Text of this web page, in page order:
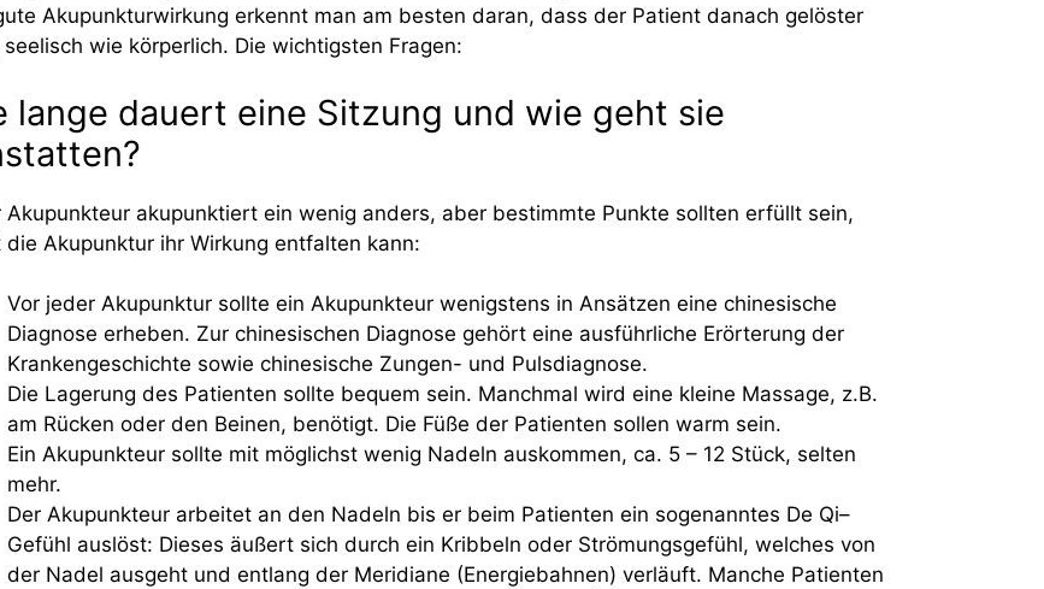
Akupunkturwirkung erkennt man am besten daran, dass der Patient danach gelöster
wie körperlich. Die wichtigsten Fragen:
lange dauert eine Sitzung und wie geht sie
Akupunkteur akupunktiert ein wenig anders, aber bestimmte Punkte sollten erfüllt sein,
die Akupunktur ihr Wirkung entfalten kann:
Vor jeder Akupunktur sollte ein Akupunkteur wenigstens in Ansätzen eine chinesische
Diagnose erheben. Zur chinesischen Diagnose gehört eine ausführliche Erörterung der
Krankengeschichte sowie chinesische Zungen- und Pulsdiagnose.
Die Lagerung des Patienten sollte bequem sein. Manchmal wird eine kleine Massage, z.B.
am Rücken oder den Beinen, benötigt. Die Füße der Patienten sollen warm sein.
Ein Akupunkteur sollte mit möglichst wenig Nadeln auskommen, ca. 5 – 12 Stück, selten
mehr.
Der Akupunkteur arbeitet an den Nadeln bis er beim Patienten ein sogenanntes De Qi–
Gefühl auslöst: Dieses äußert sich durch ein Kribbeln oder Strömungsgefühl, welches von
der Nadel ausgeht und entlang der Meridiane (Energiebahnen) verläuft. Manche Patienten